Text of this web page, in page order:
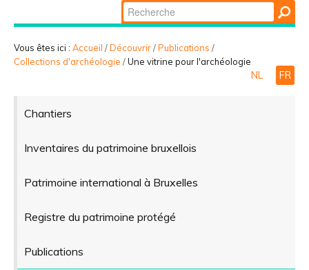
PARTICIPER
Chercher par
Recherche
avancée…
Vous êtes ici : Accueil /Découvrir/Publications /
Collections d'archéologie /Une vitrine pour l'archéologie
NL FR
Chantiers
Inventaires du patrimoine bruxellois
Patrimoine international à Bruxelles
Registre du patrimoine protégé
Publications